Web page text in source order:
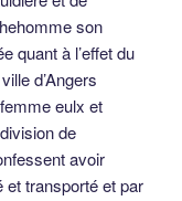
son
quant à l’effet du
d’Angers
eulx et
de
avoir
et transporté et par